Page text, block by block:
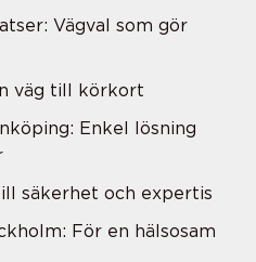
Vägval som gör
väg till körkort
Enkel lösning
säkerhet och expertis
För en hälsosam